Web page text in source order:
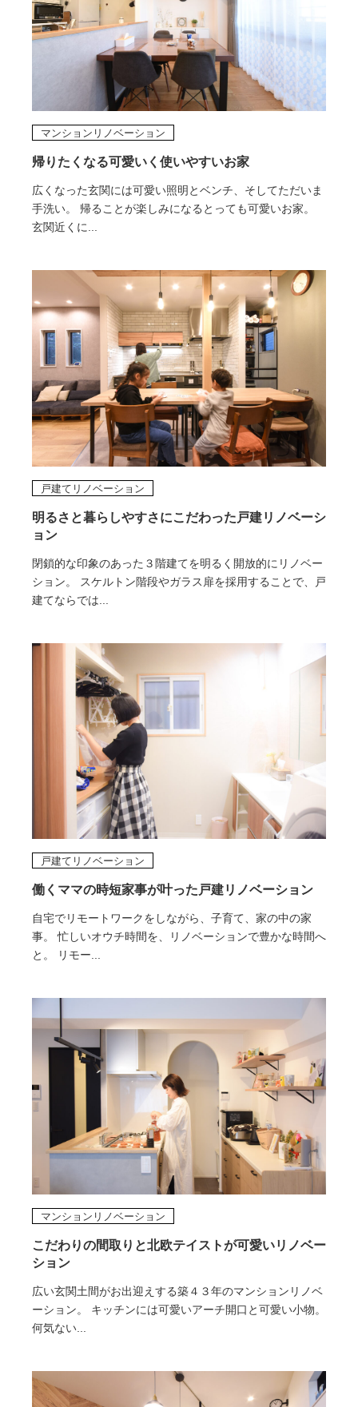
帰りたくなる可愛いく使いやすいお家
広くなった玄関には可愛い照明とベンチ、そしてただいま
手洗い。 帰ることが楽しみになるとっても可愛いお家。
玄関近くに...
マンションリノベーション
明るさと暮らしやすさにこだわった戸建リノベーシ
ョン
閉鎖的な印象のあった３階建てを明るく開放的にリノベー
ション。 スケルトン階段やガラス扉を採用することで、戸
建てならでは...
戸建てリノベーション
働くママの時短家事が叶った戸建リノベーション
自宅でリモートワークをしながら、子育て、家の中の家
事。 忙しいオウチ時間を、リノベーションで豊かな時間へ
と。 リモー...
戸建てリノベーション
こだわりの間取りと北欧テイストが可愛いリノベー
ション
広い玄関土間がお出迎えする築４３年のマンションリノベ
ーション。 キッチンには可愛いアーチ開口と可愛い小物。
何気ない...
マンションリノベーション